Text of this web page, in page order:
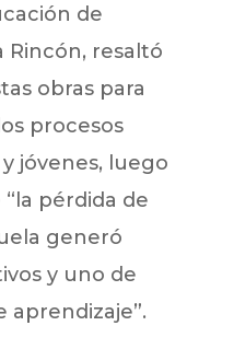
de
Rincón, resaltó
obras para
procesos
jóvenes, luego
pérdida de
generó
y uno de
aprendizaje”.